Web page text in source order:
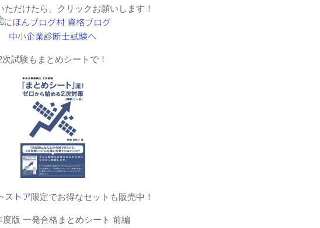
ただけたら、クリックお願いします！
次試験もまとめシートで！
ストア限定でお得なセットも販売中！
度版 一発合格まとめシート 前編